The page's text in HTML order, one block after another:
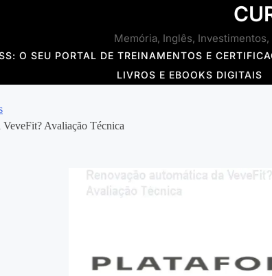
Memória, Inglês,
O SEU PORTAL DE TREINAMENTOS E
LIVROS E EBOOKS DIGITAIS
Avaliação Técnica